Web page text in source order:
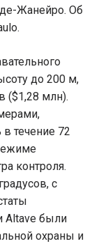
Жанейро. Об
до 200 м,
($1,28 млн).
течение 72
контроля.
с
Altave были
охраны и